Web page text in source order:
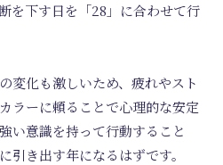
を下す日を「28」に合わせて行
変化も激しいため、疲れやスト
ラーに頼ることで心理的な安定
い意識を持って行動すること
引き出す年になるはずです。